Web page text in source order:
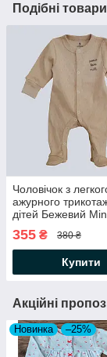
Подібні
Чоловічок з
ажурного
дітей Бежевий
355 ₴ 380 ₴
Купити
Акційні
Новинка –25%